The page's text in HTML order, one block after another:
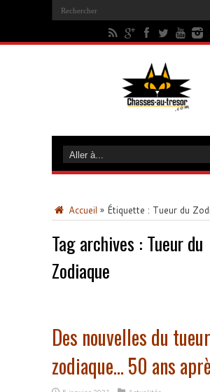
Accueil » Étiquette : Tueur du
Tag archives : Tueur du
Zodiaque
Des nouvelles du
zodiaque… 50 ans